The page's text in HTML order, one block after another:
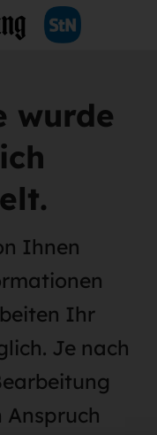
wurde
Ihnen
Ihr
Je nach
Anspruch